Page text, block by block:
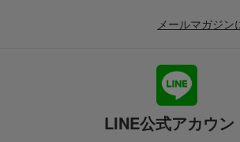
メールマガジン
LINE公式アカウン